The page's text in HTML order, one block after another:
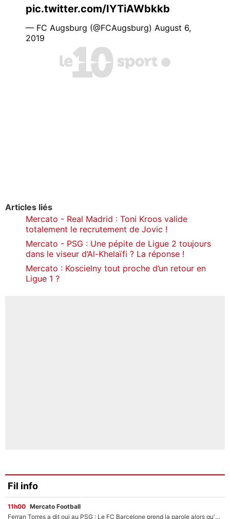
pic.twitter.com/IYTiAWbkkb
— FC Augsburg (@FCAugsburg) August 6,
2019
Articles liés
Mercato - Real Madrid : Toni Kroos valide
totalement le recrutement de Jovic !
Mercato - PSG : Une pépite de Ligue 2 toujours
dans le viseur d’Al-Khelaïfi ? La réponse !
Mercato : Koscielny tout proche d’un retour en
Ligue 1 ?
Fil info
11h00 Mercato Football
Ferran Torres a dit oui au PSG : Le FC Barcelone prend la parole alors qu'un transfert de l'attaquant espagnol prend forme